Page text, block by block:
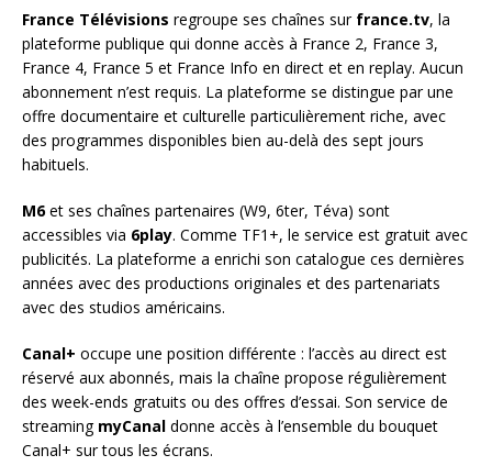
France Télévisions regroupe ses chaînes sur france.tv, la
plateforme publique qui donne accès à France 2, France 3,
France 4, France 5 et France Info en direct et en replay. Aucun
abonnement n’est requis. La plateforme se distingue par une
offre documentaire et culturelle particulièrement riche, avec
des programmes disponibles bien au-delà des sept jours
habituels.
M6et ses chaînes partenaires (W9, 6ter, Téva) sont
accessibles via 6play. Comme TF1+, le service est gratuit avec
publicités. La plateforme a enrichi son catalogue ces dernières
années avec des productions originales et des partenariats
avec des studios américains.
Canal+ occupe une position différente : l’accès au direct est
réservé aux abonnés, mais la chaîne propose régulièrement
des week-ends gratuits ou des offres d’essai. Son service de
streaming myCanal donne accès à l’ensemble du bouquet
Canal+ sur tous les écrans.